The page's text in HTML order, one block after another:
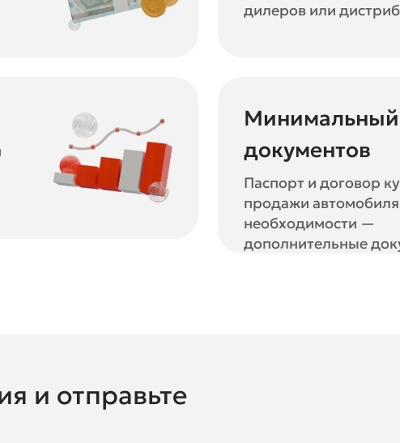
дилеров или
Минимальный
документов
Паспорт и договор
продажи
необходимости —
дополнительные
и отправьте